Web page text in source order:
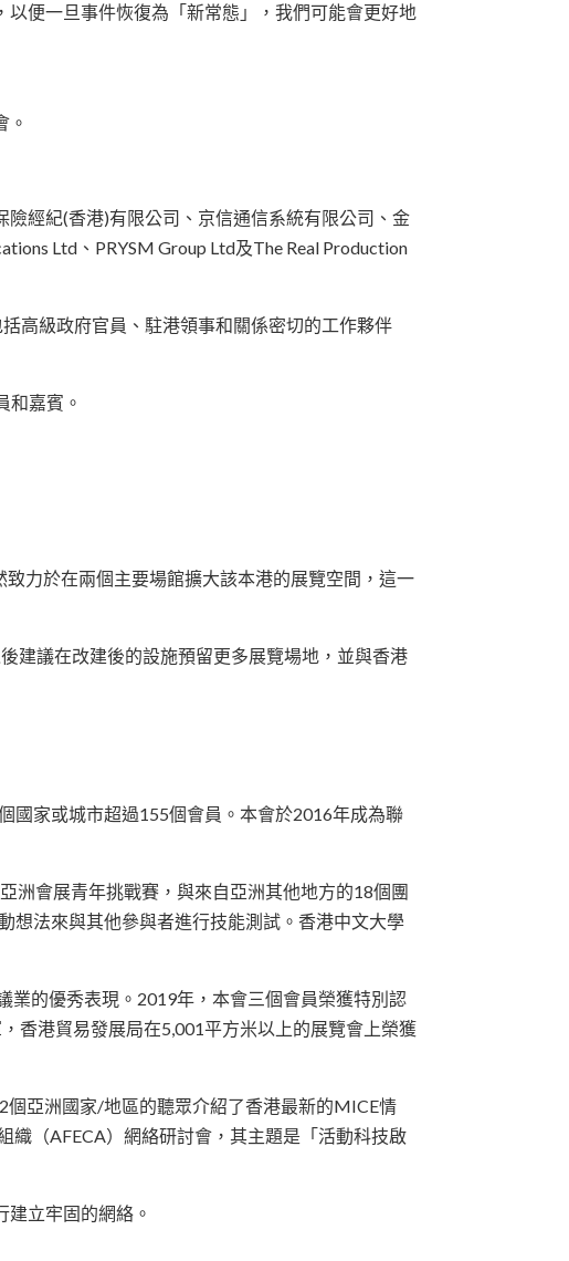
便一旦事件恢復為「新常態」，我們可能會更好地
。
經紀(香港)有限公司、京信通信系統有限公司、金
Ltd、PRYSM Group Ltd及The Real Production
高級政府官員、駐港領事和關係密切的工作夥伴
和嘉賓。
力於在兩個主要場館擴大該本港的展覽空間，這一
建議在改建後的設施預留更多展覽場地，並與香港
國家或城市超過155個會員。本會於2016年成為聯
洲會展青年挑戰賽，與來自亞洲其他地方的18個團
想法來與其他參與者進行技能測試。香港中文大學
業的優秀表現。2019年，本會三個會員榮獲特別認
香港貿易發展局在5,001平方米以上的展覽會上榮獲
個亞洲國家/地區的聽眾介紹了香港最新的MICE情
織（AFECA）網絡研討會，其主題是「活動科技啟
立牢固的網絡。